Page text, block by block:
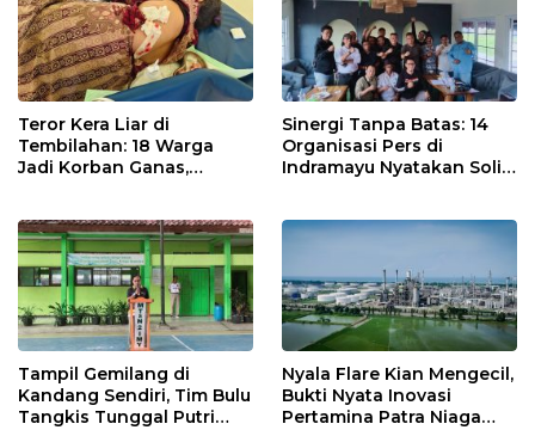
Teror Kera Liar di
Tembilahan: 18 Warga
Jadi Korban Ganas,
Sinergi Tanpa Batas: 14
Organisasi Pers di
Indramayu Nyatakan Solid
Tampil Gemilang di
Kandang Sendiri, Tim Bulu
Tangkis Tunggal Putri
Nyala Flare Kian Mengecil,
Bukti Nyata Inovasi
Pertamina Patra Niaga